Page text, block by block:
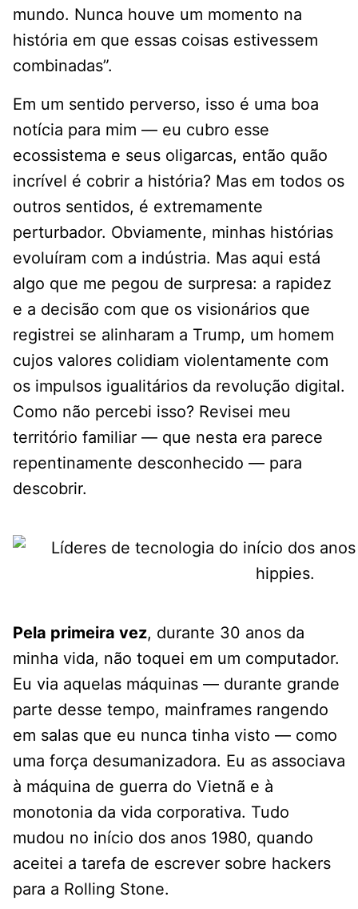
mundo. Nunca houve um momento na
história em que essas coisas estivessem
combinadas”.
Em um sentido perverso, isso é uma boa
notícia para mim — eu cubro esse
ecossistema e seus oligarcas, então quão
incrível é cobrir a história? Mas em todos os
outros sentidos, é extremamente
perturbador. Obviamente, minhas histórias
evoluíram com a indústria. Mas aqui está
algo que me pegou de surpresa: a rapidez
e a decisão com que os visionários que
registrei se alinharam a Trump, um homem
cujos valores colidiam violentamente com
os impulsos igualitários da revolução digital.
Como não percebi isso? Revisei meu
território familiar — que nesta era parece
repentinamente desconhecido — para
descobrir.
Pela primeira vez, durante 30 anos da
minha vida, não toquei em um computador.
Eu via aquelas máquinas — durante grande
parte desse tempo, mainframes rangendo
em salas que eu nunca tinha visto — como
uma força desumanizadora. Eu as associava
à máquina de guerra do Vietnã e à
monotonia da vida corporativa. Tudo
mudou no início dos anos 1980, quando
aceitei a tarefa de escrever sobre hackers
para a Rolling Stone.